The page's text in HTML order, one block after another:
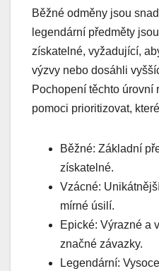
Běžné odměny jsou
legendární předměty
získatelné, vyžadující,
výzvy nebo dosáhli
Pochopení těchto úrovní
pomoci prioritizovat,
Běžné: Základní
získatelné.
Vzácné:
mírné úsilí.
Epické: Výrazné a
značné závazky.
Legendární: